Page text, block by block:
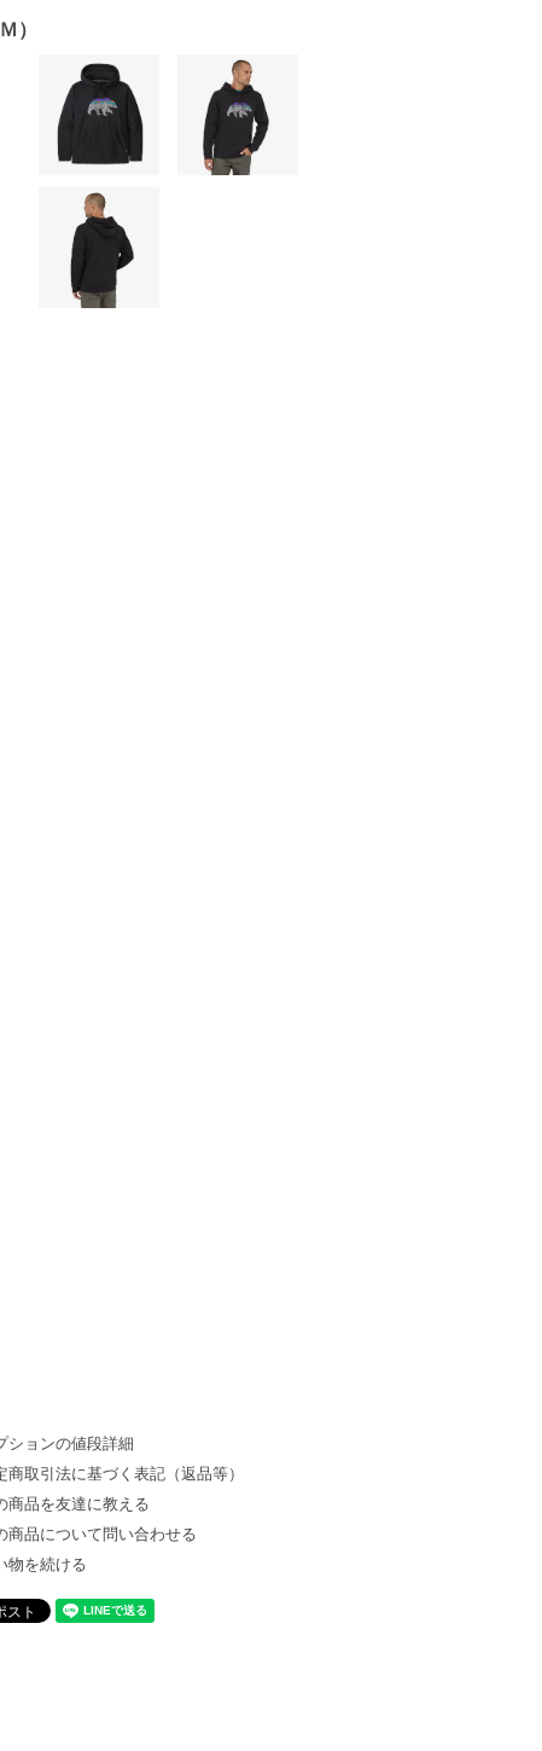
）
ションの値段詳細
商取引法に基づく表記（返品等）
商品を友達に教える
商品について問い合わせる
物を続ける